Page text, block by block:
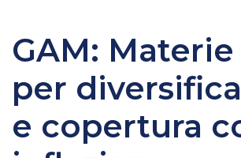
GAM:
per
e copertura